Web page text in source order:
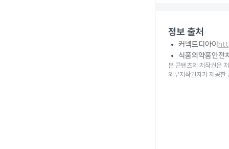
정보 출처
커넥트디아이
식품의약품안전
본 콘텐츠의 저작권은
외부저작권자가 제공한